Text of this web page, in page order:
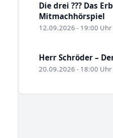
Die drei ??? Das
Mitmachhörspiel
12.09.2026 - 19:00 Uhr
Herr Schröder –
20.09.2026 - 18:00 Uhr